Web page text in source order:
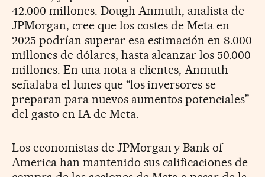
42.000 millones. Dough Anmuth, analista de
JPMorgan, cree que los costes de Meta en
2025 podrían superar esa estimación en 8.000
millones de dólares, hasta alcanzar los 50.000
millones. En una nota a clientes, Anmuth
señalaba el lunes que “los inversores se
preparan para nuevos aumentos potenciales”
del gasto en IA de Meta.
Los economistas de JPMorgan y Bank of
America han mantenido sus calificaciones de